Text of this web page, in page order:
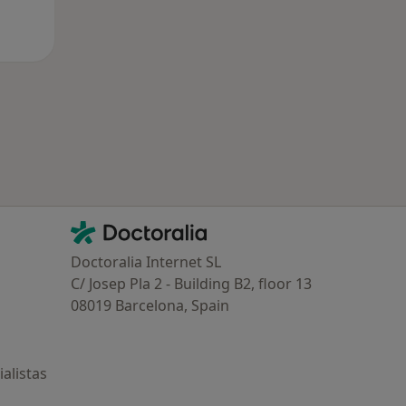
Contacto
Doctoralia - Página de inicio
Doctoralia Internet SL
C/ Josep Pla 2 - Building B2, floor 13
08019 Barcelona, Spain